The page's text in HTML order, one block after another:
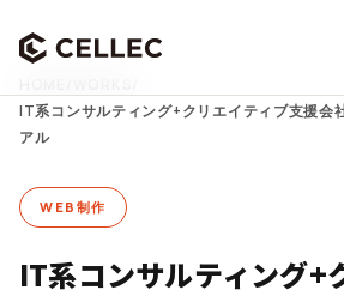
IT系コンサルティング+クリエイティブ支援会
アル
WEB制作
IT系コンサルティング+